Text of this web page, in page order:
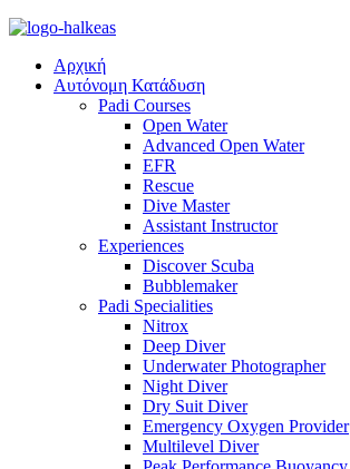
Αρχική
Αυτόνομη Κατάδυση
Padi Courses
Open Water
Advanced Open Water
EFR
Rescue
Dive Master
Assistant Instructor
Experiences
Discover Scuba
Bubblemaker
Padi Specialities
Nitrox
Deep Diver
Underwater Photographer
Night Diver
Dry Suit Diver
Emergency Oxygen Provider
Multilevel Diver